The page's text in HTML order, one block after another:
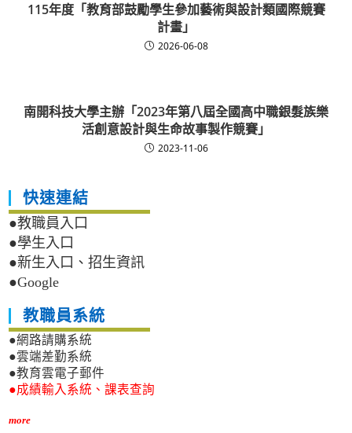
115年度「教育部鼓勵學生參加藝術與設計類國際競賽
計畫」
2026-06-08
南開科技大學主辦「2023年第八屆全國高中職銀髮族樂
活創意設計與生命故事製作競賽」
2023-11-06
快速連結
●教職員入口
●學生入口
●新生入口、招生資訊
●Google
教職員系統
●網路請購系統
●雲端差勤系統
●教育雲電子郵件
●成績輸入系統、課表查詢
more